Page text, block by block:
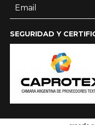
SEGURIDAD Y